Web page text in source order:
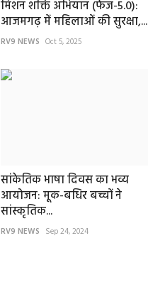
मिशन शक्ति अभियान (फेज-5.0):
आजमगढ़ में महिलाओं की सुरक्षा,...
RV9 NEWS Oct 5, 2025
सांकेतिक भाषा दिवस का भव्य
आयोजन: मूक-बधिर बच्चों ने
सांस्कृतिक...
RV9 NEWS Sep 24, 2024